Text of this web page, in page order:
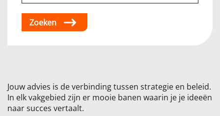
Zoeken
Jouw advies is de verbinding tussen strategie en beleid.
In elk vakgebied zijn er mooie banen waarin je je ideeën
naar succes vertaalt.